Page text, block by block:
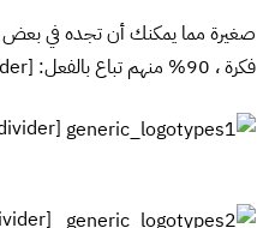
صغيرة مما يمكنك أن تجده في بعض
فكرة ، 90% منهم تباع بالفعل: [divider] [/divider] شعارات القوس
[divider] [/divider]